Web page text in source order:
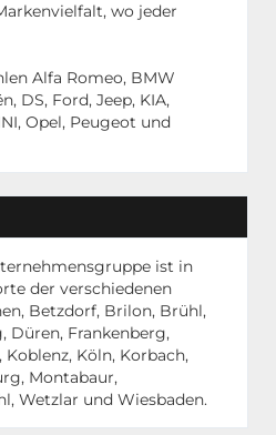
wo jeder
Alfa Romeo, BMW
DS, Ford, Jeep, KIA,
Opel, Peugeot und
ist in
der verschiedenen
Betzdorf, Brilon, Brühl,
Düren, Frankenberg,
Koblenz, Köln, Korbach,
Montabaur,
Wetzlar und Wiesbaden.